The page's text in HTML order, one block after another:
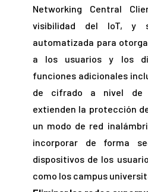
Networking Central
visibilidad del IoT, y
automatizada para
a los usuarios y los
funciones adicionales
de cifrado a nivel de
extienden la protección
un modo de red
incorporar de forma
dispositivos de los
como los campus